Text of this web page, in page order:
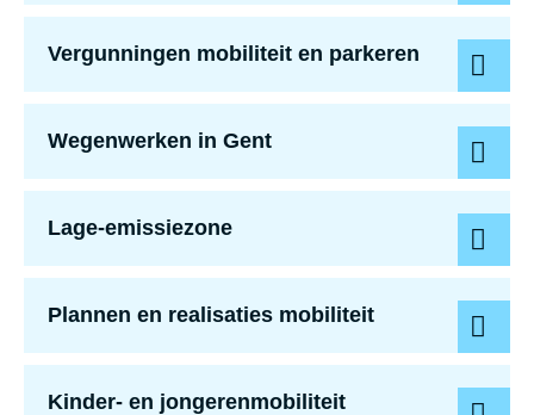
Vergunningen mobiliteit en parkeren
Wegenwerken in Gent
Lage-emissiezone
Plannen en realisaties mobiliteit
Kinder- en jon­ge­ren­mo­bi­li­teit